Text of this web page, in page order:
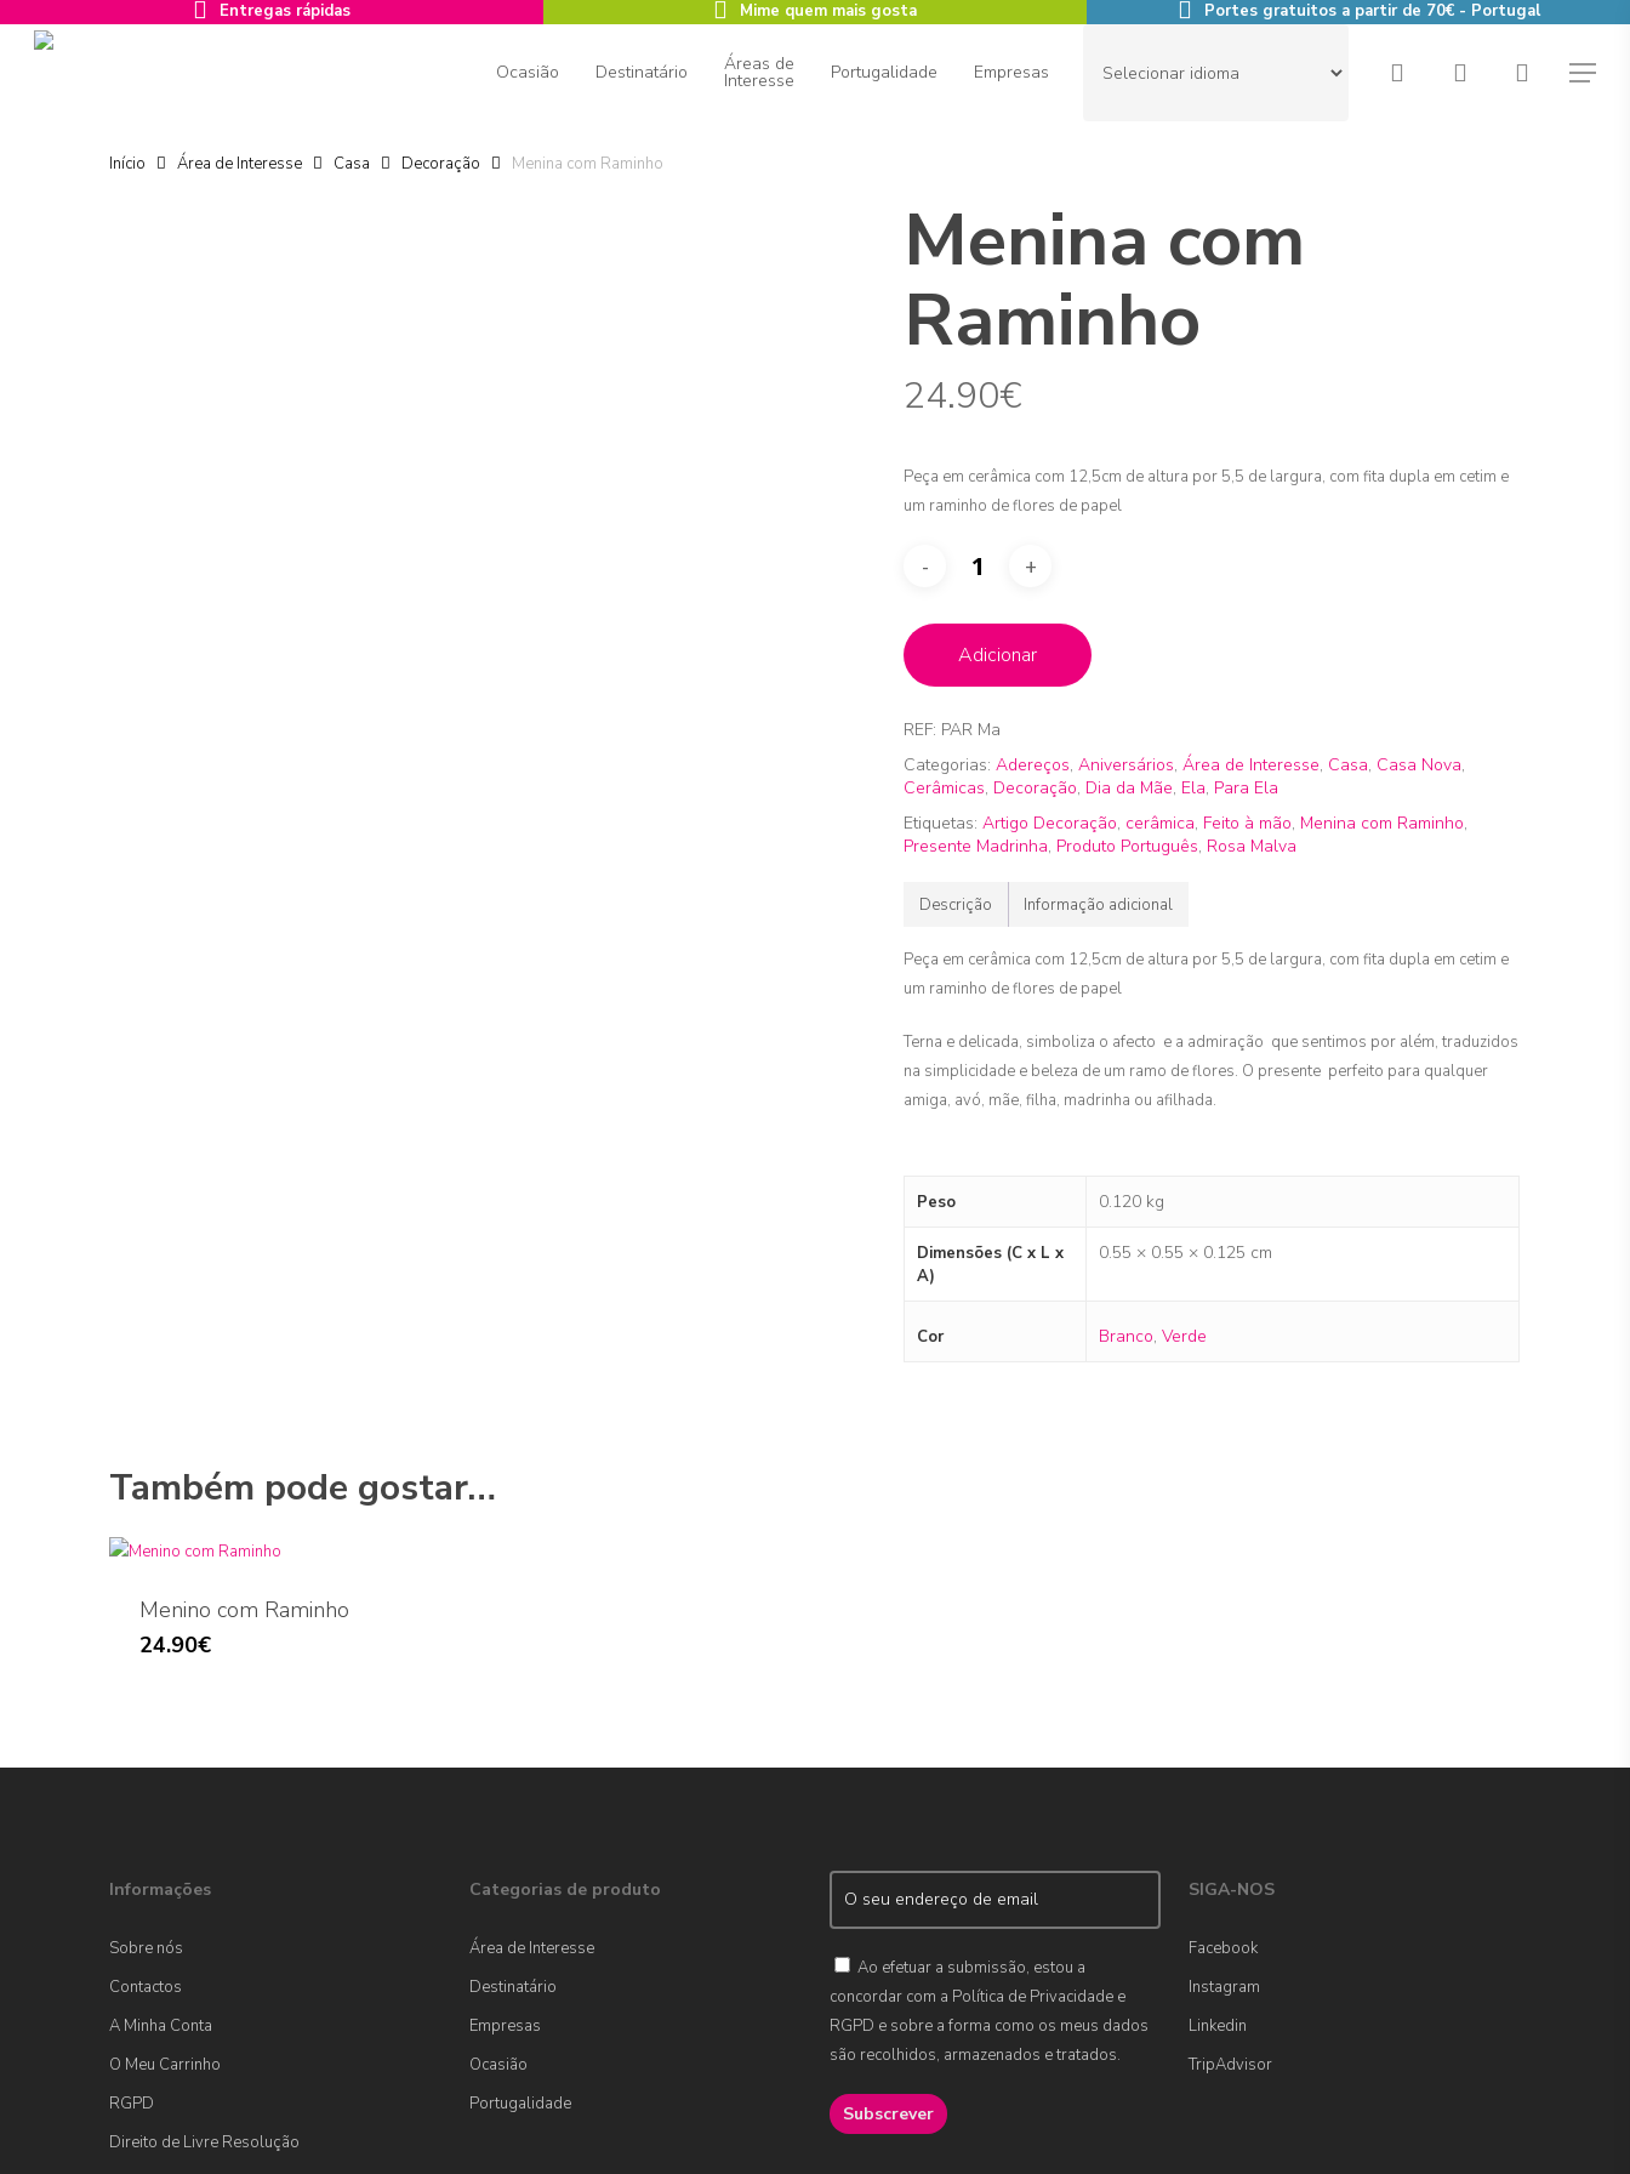
Entregas rápidas Mime quem mais gosta Portes gratuitos a partir de 70€ - Portugal
Ocasião Destinatário Áreas de
Interesse Portugalidade Empresas search account Menu
Início Área de Interesse Casa Decoração Menina com Raminho
Menina com
Raminho
24.90€
Peça em cerâmica com 12,5cm de altura por 5,5 de largura, com fita dupla em cetim e
um raminho de flores de papel
Adicionar
REF: PAR Ma
Categorias:Adereços,Aniversários,Área de Interesse, Casa, Casa Nova,
Cerâmicas, Decoração, Dia da Mãe, Ela, Para Ela
Etiquetas:Artigo Decoração, cerâmica, Feito à mão, Menina com Raminho,
Presente Madrinha, Produto Português, Rosa Malva
Descrição Informação adicional
Peça em cerâmica com 12,5cm de altura por 5,5 de largura, com fita dupla em cetim e
um raminho de flores de papel
Terna e delicada, simboliza o afecto e a admiração que sentimos por além, traduzidos
na simplicidade e beleza de um ramo de flores. O presente perfeito para qualquer
amiga, avó, mãe, filha, madrinha ou afilhada.
Peso 0.120 kg
Dimensões (C x L x
A)
0.55 × 0.55 × 0.125 cm
Cor Branco,Verde
Também pode gostar…
Menino com Raminho
24.90€
Informações
Sobre nós
Contactos
A Minha Conta
O Meu Carrinho
RGPD
Direito de Livre Resolução
Categorias de produto
Área de Interesse
Destinatário
Empresas
Ocasião
Portugalidade
Ao efetuar a submissão, estou a
concordar com a Política de Privacidade e
RGPD e sobre a forma como os meus dados
são recolhidos, armazenados e tratados.
SIGA-NOS
Facebook
Instagram
Linkedin
TripAdvisor